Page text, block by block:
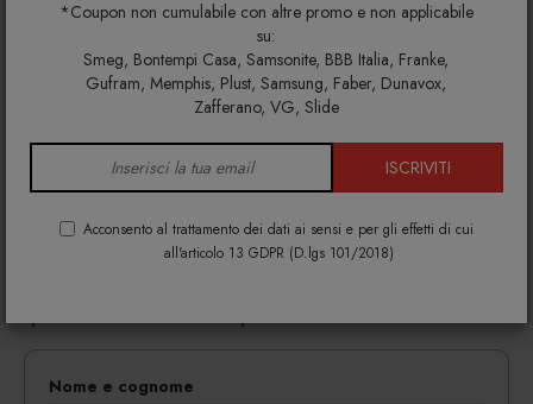
*Coupon non cumulabile con altre promo e non applicabile
su:
Smeg, Bontempi Casa, Samsonite, BBB Italia, Franke,
Gufram, Memphis, Plust, Samsung, Faber, Dunavox,
Zafferano, VG, Slide
ISCRIVITI
Acconsento al trattamento dei dati ai sensi e per gli effetti di cui
all'articolo 13 GDPR (D.lgs 101/2018)
Richiedi maggiori info e la tua
offerta personalizzata per Duo
Portaombrelli
informazioni su colori, materiali e disponibilità.
Nome e cognome